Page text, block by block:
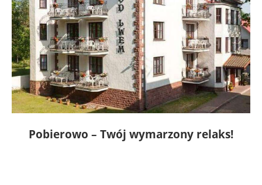
Pobierowo – Twój wymarzony relaks!